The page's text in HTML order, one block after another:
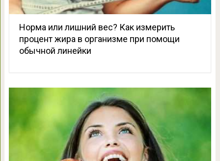
Норма или лишний вес? Как измерить
процент жира в организме при помощи
обычной линейки